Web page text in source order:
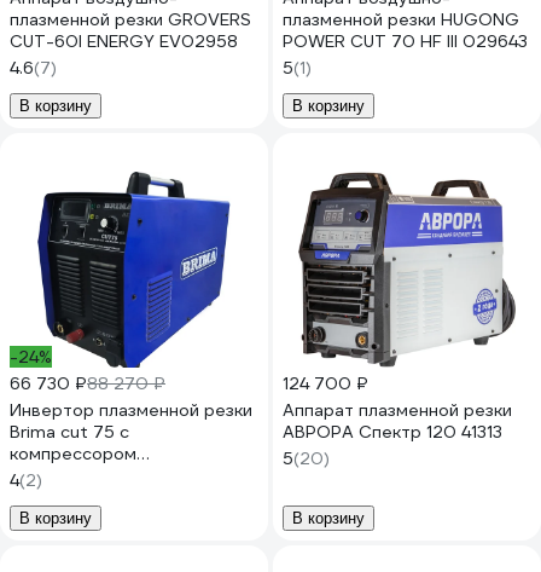
плазменной резки GROVERS
CUT-60I ENERGY EV02958
4.6(7)
В корзину
плазменной резки HUGONG
POWER CUT 70 HF III 029643
5(1)
В корзину
-24%
66 730 ₽88 270 ₽
Инвертор плазменной резки
Brima cut 75 с
компрессором
НП000001376
4(2)
В корзину
124 700 ₽
Аппарат плазменной резки
АВРОРА Спектр 120 41313
5(20)
В корзину